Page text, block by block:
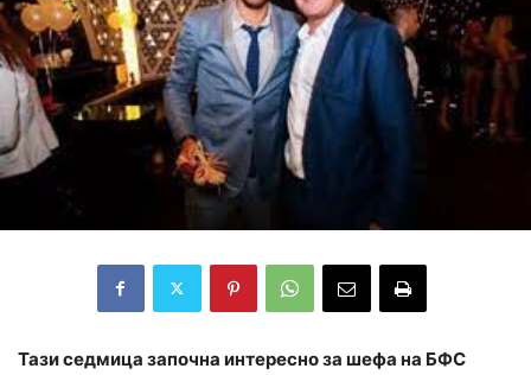
Тази седмица започна интересно за шефа на БФС